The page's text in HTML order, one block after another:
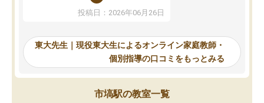
供も家に帰って勉強の話すると嫌な反
応を示します。東大先生にお願いして
れるので、親としても安心です。毎日
使える自習室とかもあり、わからない
ところがあれば先生が回答してくれる
のも重宝しています。
投稿日：2026年06月26日
自習室が毎日使えていつ
るのが心強かったよう
謝です。
東大先生｜現役東大生によるオンライン家庭教師・
個別指導の口コミをもっとみる
市塙駅の教室一覧